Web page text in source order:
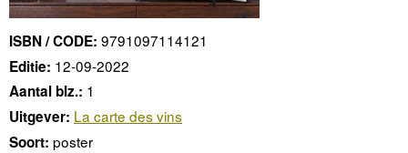
ISBN / CODE: 9791097114121
Editie: 12-09-2022
Aantal blz.: 1
Uitgever: La carte des vins
Soort: poster